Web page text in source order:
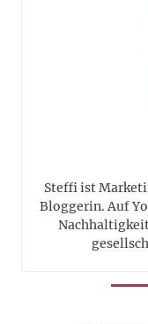
Steffi ist
Bloggerin. Auf